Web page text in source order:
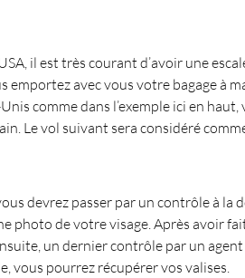
il est très courant d’avoir une
avec vous votre bagage à
comme dans l’exemple ici en
Le vol suivant sera considéré
devrez passer par un contrôle à
photo de votre visage. Après avoir
un dernier contrôle par un
vous pourrez récupérer vos valises.